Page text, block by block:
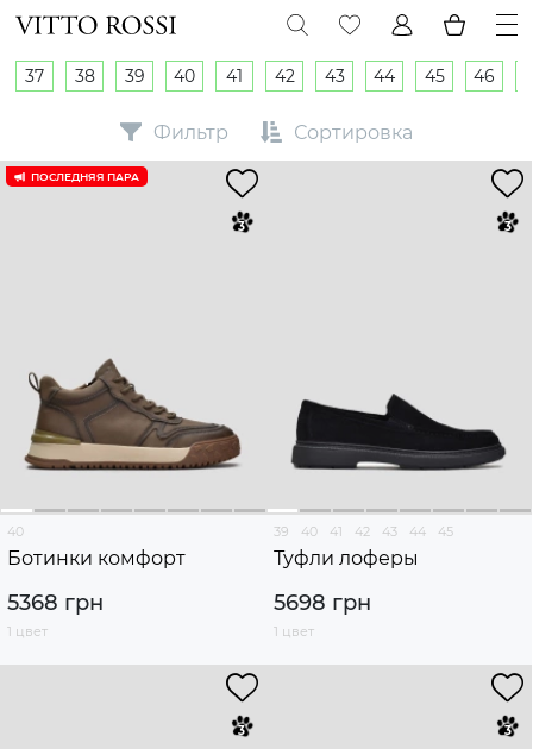
37 38 39 40 41 42 43 44 45 46
Фильтр Сортировка
ПОСЛЕДНЯЯ ПАРА
40
Ботинки комфорт
5368 грн
1 цвет
39 40 41 42 43 44 45
Туфли лоферы
5698 грн
1 цвет